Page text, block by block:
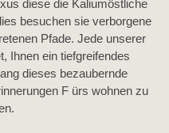
diese die Kaliumöstliche
besuchen sie verborgene
Pfade. Jede unserer
Ihnen ein tiefgreifendes
dieses bezaubernde
F ürs wohnen zu